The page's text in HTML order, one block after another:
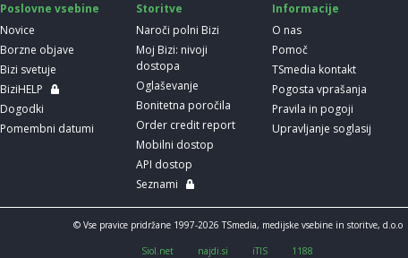
Poslovne vsebine
Novice
Borzne objave
Bizi svetuje
BiziHELP
Dogodki
Pomembni datumi
Storitve
Naroči polni Bizi
Moj Bizi: nivoji
dostopa
Oglaševanje
Bonitetna poročila
Order credit report
Mobilni dostop
API dostop
Seznami
Informacije
O nas
Pomoč
TSmedia kontakt
Pogosta vprašanja
Pravila in pogoji
Upravljanje soglasij
© Vse pravice pridržane 1997-2026 TSmedia, medijske vsebine in storitve, d.o.o
Siol.net najdi.si iTIS 1188